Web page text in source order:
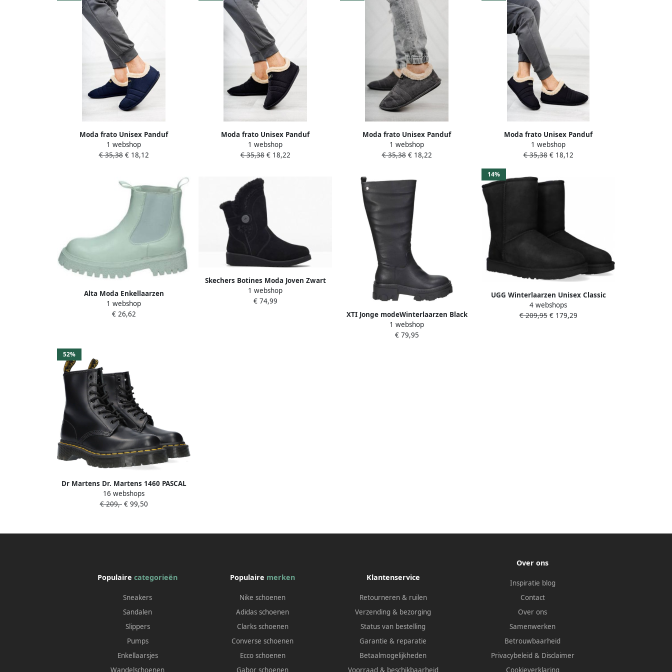
Moda frato Unisex Panduf
Huisschoenen Huislaarzen Wollen
Laarzen Antislipbasis Marineblauw
1 webshop
€ 35,38€ 18,12
Moda frato Unisex Panduf
Huisschoenen Huislaarzen Wollen
Laarzen Antislipbasis Zwart
1 webshop
€ 35,38€ 18,22
Moda frato Unisex Panduf
Huisschoenen Huislaarzen Wollen
Laarzen Antislipbasis -Grijs
1 webshop
€ 35,38€ 18,22
Moda frato Unisex Panduf
Huisschoenen Huislaarzen Wollen
Laarzen Antislipbasis -Bruinen
1 webshop
€ 35,38€ 18,12
Alta Moda Enkellaarzen
1 webshop
€ 26,62
Skechers Botines Moda Joven Zwart
Dames
1 webshop
€ 74,99
XTI Jonge modeWinterlaarzen Black
Dames
1 webshop
€ 79,95
14%
UGG Winterlaarzen Unisex Classic
Short 2 laarzen instap laarzen in
klassiek ontwerp
4 webshops
€ 209,95€ 179,29
52%
Dr Martens Dr. Martens 1460 PASCAL
BLACK VIRGINIA Volwassenen
VeterlaarzenHalf hoge schoenen Kleur
16 webshops
€ 209,-€ 99,50
Populairecategorieën
Sneakers
Sandalen
Slippers
Pumps
Enkellaarsjes
Wandelschoenen
Populaire merken
Nike schoenen
Adidas schoenen
Clarks schoenen
Converse schoenen
Ecco schoenen
Gabor schoenen
Klantenservice
Retourneren & ruilen
Verzending & bezorging
Status van bestelling
Garantie & reparatie
Betaalmogelijkheden
Voorraad & beschikbaarheid
Over ons
Inspiratie blog
Contact
Over ons
Samenwerken
Betrouwbaarheid
Privacybeleid & Disclaimer
Cookieverklaring